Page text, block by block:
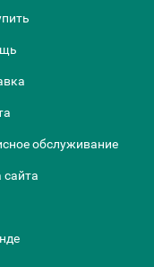
обслуживание
сайта